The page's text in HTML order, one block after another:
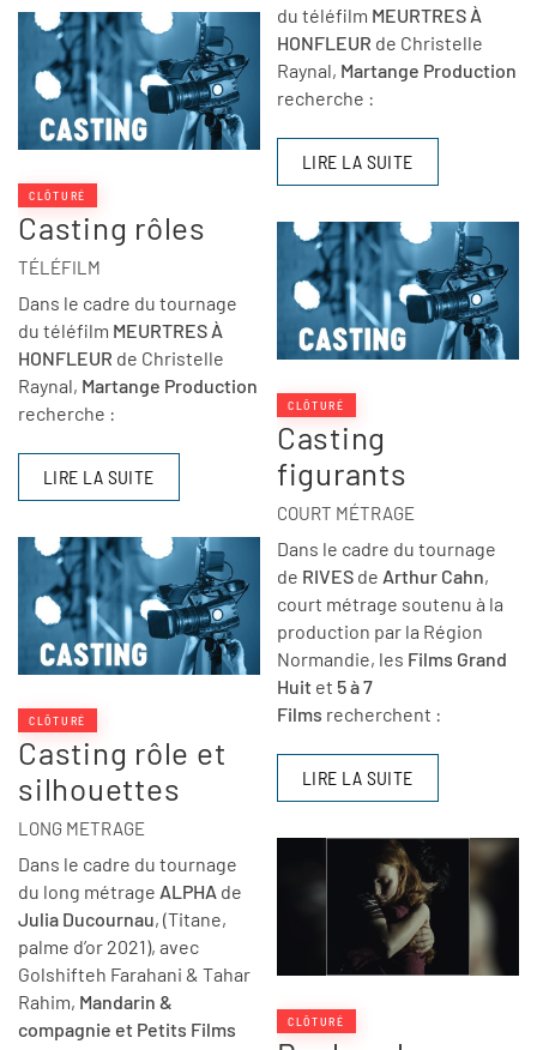
CLÔTURÉ
Casting rôles
TÉLÉFILM
Dans le cadre du tournage
du téléfilm MEURTRES À
HONFLEUR de Christelle
Raynal, Martange Production
recherche :
LIRE LA SUITE
CLÔTURÉ
Casting rôle et
silhouettes
LONG METRAGE
Dans le cadre du tournage
du long métrage ALPHA de
Julia Ducournau, (Titane,
palme d’or 2021), avec
Golshifteh Farahani & Tahar
Rahim, Mandarin &
compagnie et Petits Films
du téléfilm MEURTRES À
HONFLEUR de Christelle
Raynal, Martange Production
recherche :
LIRE LA SUITE
CLÔTURÉ
Casting
figurants
COURT MÉTRAGE
Dans le cadre du tournage
de RIVESde Arthur Cahn,
court métrage soutenu à la
production par la Région
Normandie, les Films Grand
Huitet 5 à 7
Films recherchent :
LIRE LA SUITE
CLÔTURÉ